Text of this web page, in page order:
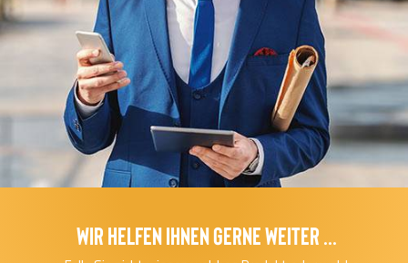
Wir helfen Ihnen gerne Weiter ...